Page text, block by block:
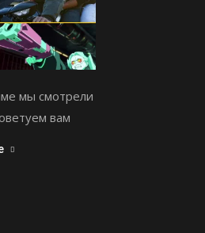
мы смотрели
вам